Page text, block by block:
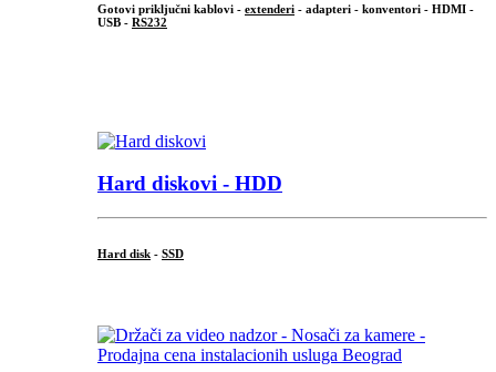
Gotovi priključni kablovi - extenderi - adapteri - konventori - HDMI -
USB - RS232
Hard diskovi - HDD
Hard disk - SSD